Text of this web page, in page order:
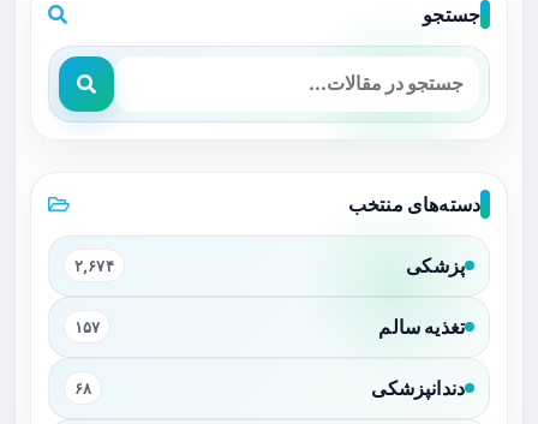
جستجو
دسته‌های منتخب
پزشکی ۲,۶۷۴
تغذیه سالم ۱۵۷
دندانپزشکی ۶۸